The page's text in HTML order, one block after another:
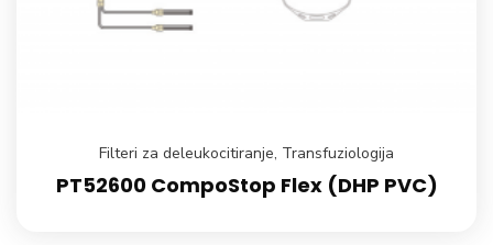
Filteri za deleukocitiranje, Transfuziologija
PT52600 CompoStop Flex (DHP PVC)